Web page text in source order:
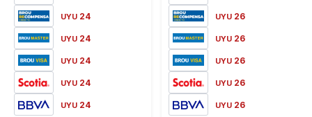
UYU 24
UYU 24
UYU 24
UYU 24
UYU 24
UYU 26
UYU 26
UYU 26
UYU 26
UYU 26